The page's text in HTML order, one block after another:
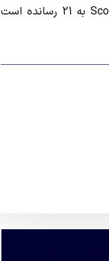
Scopus و 39 هزار مقاله در ISI در دهه اخیر به چاپ رسیده که رتبه ایران را در نمایه ISI به 41 و در نمایه Scopus به 21 رسانده است